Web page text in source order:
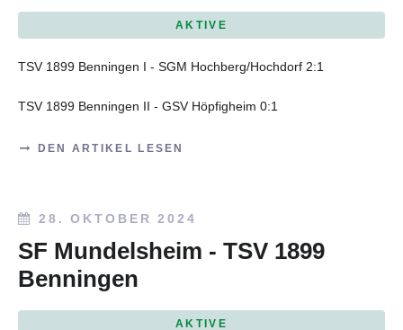
AKTIVE
TSV 1899 Benningen I - SGM Hochberg/Hochdorf 2:1
TSV 1899 Benningen II - GSV Höpfigheim 0:1
DEN ARTIKEL LESEN
28. OKTOBER 2024
SF Mundelsheim - TSV 1899
Benningen
AKTIVE